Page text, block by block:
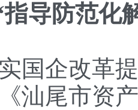
指导防范化
企改革提
汕尾市资